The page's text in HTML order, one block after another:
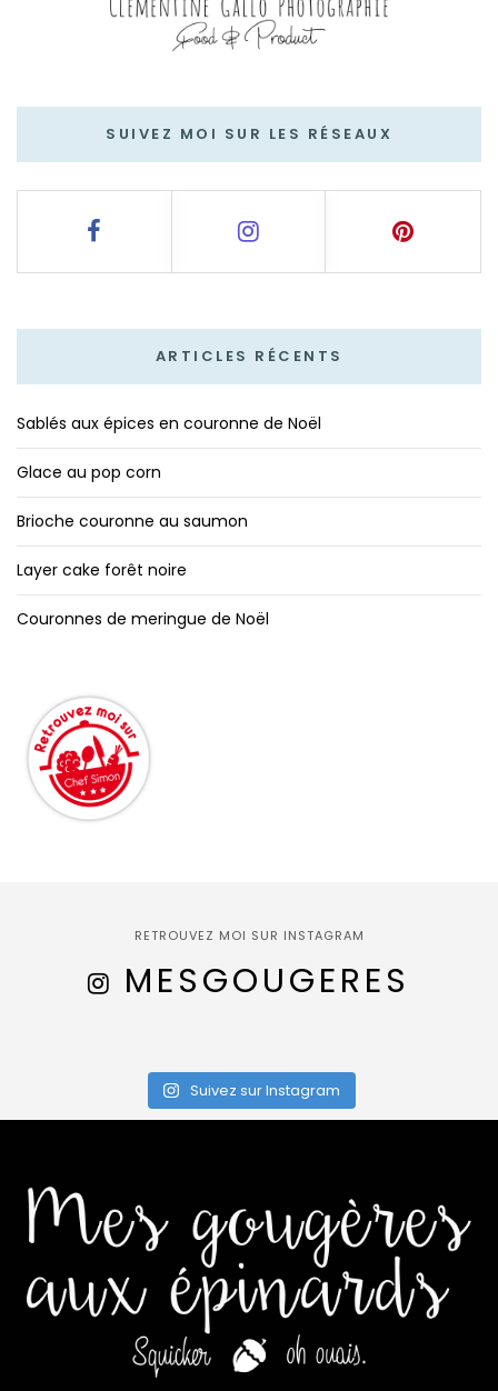
SUIVEZ MOI SUR LES RÉSEAUX
ARTICLES RÉCENTS
Sablés aux épices en couronne de Noël
Glace au pop corn
Brioche couronne au saumon
Layer cake forêt noire
Couronnes de meringue de Noël
RETROUVEZ MOI SUR INSTAGRAM
MESGOUGERES
Suivez sur Instagram